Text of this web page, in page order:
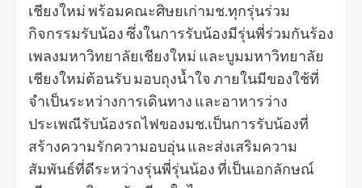
เชียงใหม่ พร้อมคณะศิษยเก่ามช.ทุกรุ่นร่วม
กิจกรรมรับน้อง ซึ่งในการรับน้องมีรุ่นพี่ร่วมกันร้อง
เพลงมหาวิทยาลัยเชียงใหม่ และบูมมหาวิทยาลัย
เชียงใหม่ต้อนรับ มอบถุงน้ำใจ ภายในมีของใช้ที่
จำเป็นระหว่างการเดินทาง และอาหารว่าง
ประเพณีรับน้องรถไฟของมช.เป็นการรับน้องที่
สร้างความรักความอบอุ่น และส่งเสริมความ
สัมพันธ์ที่ดีระหว่างรุ่นพี่รุ่นน้อง ที่เป็นเอกลักษณ์